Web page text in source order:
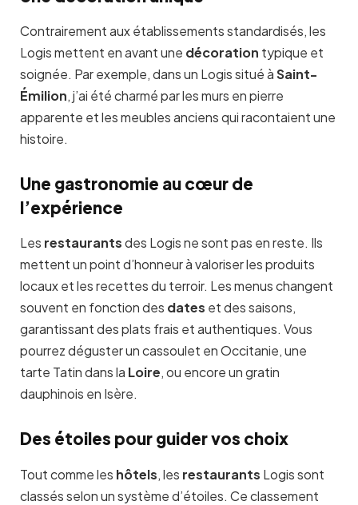
Contrairement aux établissements standardisés, les
Logis mettent en avant une décoration typique et
soignée. Par exemple, dans un Logis situé àSaint-
Émilion, j’ai été charmé par les murs en pierre
apparente et les meubles anciens qui racontaient une
histoire.
Une gastronomie au cœur de
l’expérience
Les restaurantsdes Logis ne sont pas en reste. Ils
mettent un point d’honneur à valoriser les produits
locaux et les recettes du terroir. Les menus changent
souvent en fonction des dates et des saisons,
garantissant des plats frais et authentiques. Vous
pourrez déguster un cassoulet en Occitanie, une
tarte Tatin dans la Loire, ou encore un gratin
dauphinois en Isère.
Des étoiles pour guider vos choix
Tout comme les hôtels, les restaurants Logis sont
classés selon un système d’étoiles. Ce classement